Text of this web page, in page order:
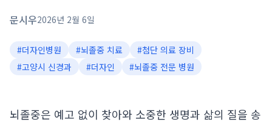
문시우2026년 2월 6일
#더자인병원 #뇌졸중 치료 #첨단 의료 장비
#고양시 신경과 #더자인 #뇌졸중 전문 병원
뇌졸중은 예고 없이 찾아와 소중한 생명과 삶의 질을 송